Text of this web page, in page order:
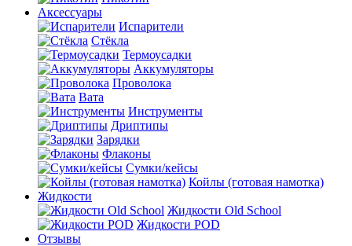
Аксессуары
Испарители
Стёкла
Термоусадки
Аккумуляторы
Проволока
Вата
Инструменты
Дриптипы
Зарядки
Флаконы
Сумки/кейсы
Койлы (готовая намотка)
Жидкости
Жидкости Old School
Жидкости POD
Отзывы